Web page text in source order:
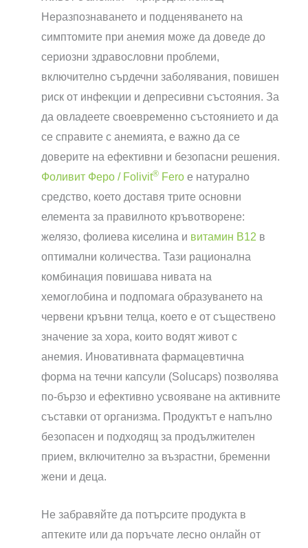
Неразпознаването и подценяването на
симптомите при анемия може да доведе до
сериозни здравословни проблеми,
включително сърдечни заболявания, повишен
риск от инфекции и депресивни състояния. За
да овладеете своевременно състоянието и да
се справите с анемията, е важно да се
доверите на ефективни и безопасни решения.
Фоливит Феро / Folivit® Fero е натурално
средство, което доставя трите основни
елемента за правилното кръвотворене:
желязо, фолиева киселина и витамин В12 в
оптимални количества. Тази рационална
комбинация повишава нивата на
хемоглобина и подпомага образуването на
червени кръвни телца, което е от съществено
значение за хора, които водят живот с
анемия. Иновативната фармацевтична
форма на течни капсули (Solucaps) позволява
по-бързо и ефективно усвояване на активните
съставки от организма. Продуктът е напълно
безопасен и подходящ за продължителен
прием, включително за възрастни, бременни
жени и деца.
Не забравяйте да потърсите продукта в
аптеките или да поръчате лесно онлайн от